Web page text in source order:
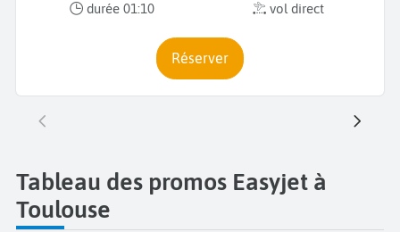
durée 01:10
vol direct
Réserver
Tableau des promos Easyjet à
Toulouse